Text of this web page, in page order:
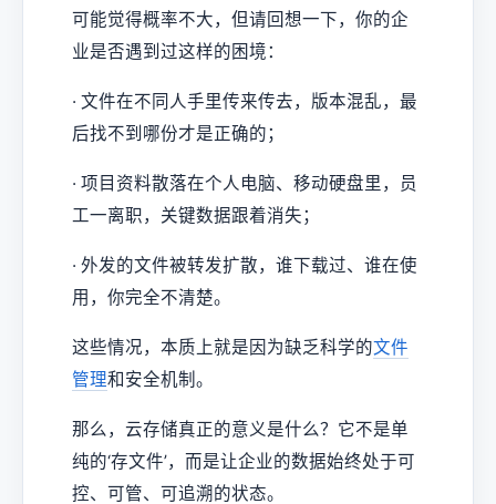
可能觉得概率不大，但请回想一下，你的企
业是否遇到过这样的困境：
· 文件在不同人手里传来传去，版本混乱，最
后找不到哪份才是正确的；
· 项目资料散落在个人电脑、移动硬盘里，员
工一离职，关键数据跟着消失；
· 外发的文件被转发扩散，谁下载过、谁在使
用，你完全不清楚。
这些情况，本质上就是因为缺乏科学的文件
管理和安全机制。
那么，云存储真正的意义是什么？它不是单
纯的‘存文件’，而是让企业的数据始终处于可
控、可管、可追溯的状态。